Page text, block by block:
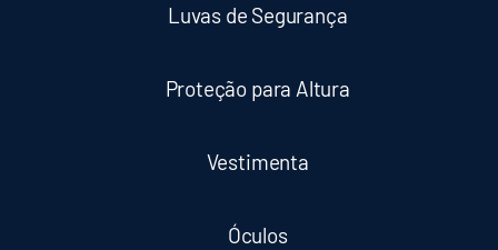
Luvas de Segurança
Proteção para Altura
Vestimenta
Óculos